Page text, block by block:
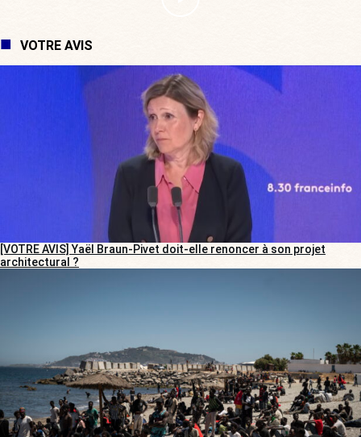
VOTRE AVIS
[VOTRE AVIS] Yaël Braun-Pivet doit-elle renoncer à son projet
architectural ?